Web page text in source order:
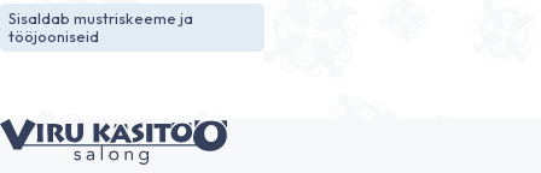
Sisaldab mustriskeeme ja
tööjooniseid